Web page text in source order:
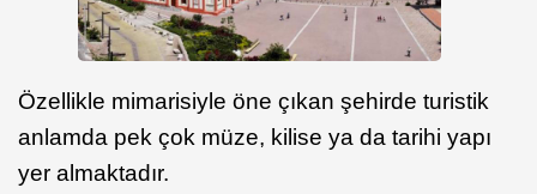
Özellikle mimarisiyle öne çıkan şehirde turistik
anlamda pek çok müze, kilise ya da tarihi yapı
yer almaktadır.